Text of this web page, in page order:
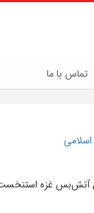
تماس با ما